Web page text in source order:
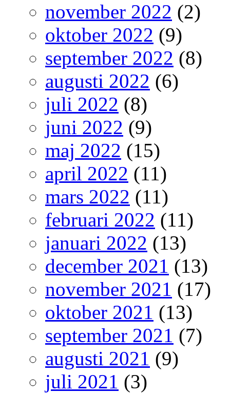
november 2022 (2)
oktober 2022 (9)
september 2022 (8)
augusti 2022 (6)
juli 2022 (8)
juni 2022 (9)
maj 2022 (15)
april 2022 (11)
mars 2022 (11)
februari 2022 (11)
januari 2022 (13)
december 2021 (13)
november 2021 (17)
oktober 2021 (13)
september 2021 (7)
augusti 2021 (9)
juli 2021 (3)